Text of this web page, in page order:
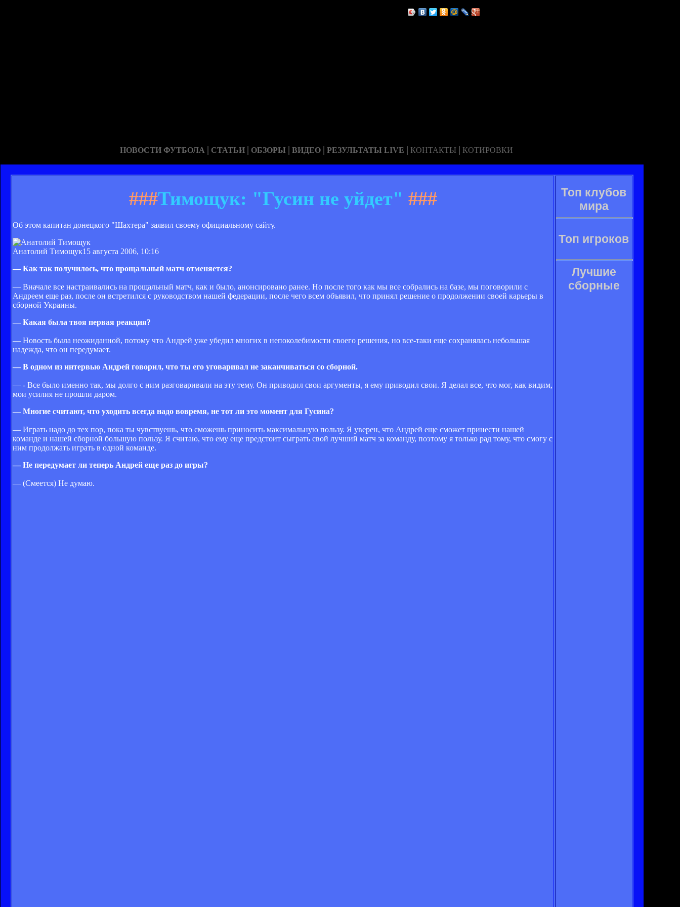
НОВОСТИ ФУТБОЛА | СТАТЬИ | ОБЗОРЫ | ВИДЕО | РЕЗУЛЬТАТЫ LIVE | КОНТАКТЫ | КОТИРОВКИ
###Тимощук: "Гусин не уйдет" ###
Об этом капитан донецкого "Шахтера" заявил своему официальному сайту.
Анатолий Тимощук15 августа 2006, 10:16
— Как так получилось, что прощальный матч отменяется?
— Вначале все настраивались на прощальный матч, как и было, анонсировано ранее. Но после того как мы все собрались на базе, мы поговорили с
Андреем еще раз, после он встретился с руководством нашей федерации, после чего всем объявил, что принял решение о продолжении своей карьеры в
сборной Украины.
— Какая была твоя первая реакция?
— Новость была неожиданной, потому что Андрей уже убедил многих в непоколебимости своего решения, но все-таки еще сохранялась небольшая
надежда, что он передумает.
— В одном из интервью Андрей говорил, что ты его уговаривал не заканчиваться со сборной.
— - Все было именно так, мы долго с ним разговаривали на эту тему. Он приводил свои аргументы, я ему приводил свои. Я делал все, что мог, как видим,
мои усилия не прошли даром.
— Многие считают, что уходить всегда надо вовремя, не тот ли это момент для Гусина?
— Играть надо до тех пор, пока ты чувствуешь, что сможешь приносить максимальную пользу. Я уверен, что Андрей еще сможет принести нашей
команде и нашей сборной большую пользу. Я считаю, что ему еще предстоит сыграть свой лучший матч за команду, поэтому я только рад тому, что смогу с
ним продолжать играть в одной команде.
— Не передумает ли теперь Андрей еще раз до игры?
— (Смеется) Не думаю.
Топ клубов
мира
Топ игроков
Лучшие
сборные